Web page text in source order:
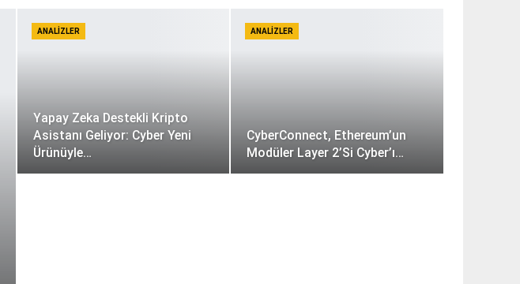
ANALIZLER
Yapay Zeka Destekli Kripto
Asistanı Geliyor: Cyber Yeni
Ürünüyle…
ANALIZLER
CyberConnect, Ethereum’un
Modüler Layer 2’si Cyber’ı…